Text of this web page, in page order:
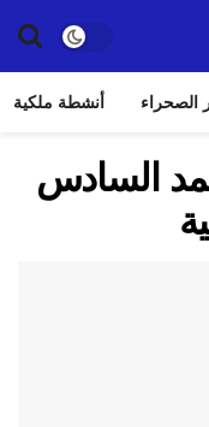
الصحراء أنشطة ملكية
السادس